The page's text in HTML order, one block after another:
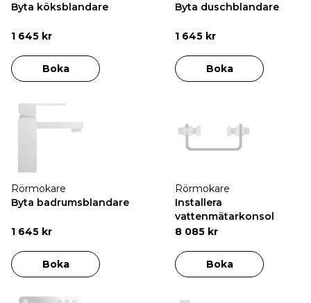
Byta köksblandare
1 645 kr
Boka
Byta duschblandare
1 645 kr
Boka
Rörmokare
Byta badrumsblandare
1 645 kr
Boka
Rörmokare
Installera
vattenmätarkonsol
8 085 kr
Boka